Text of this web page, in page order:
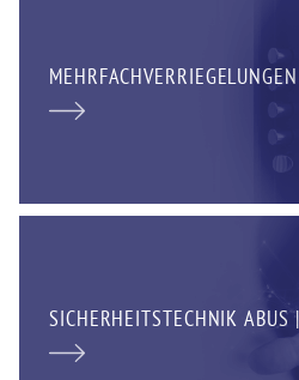
SICHERHEITSTECHNIK